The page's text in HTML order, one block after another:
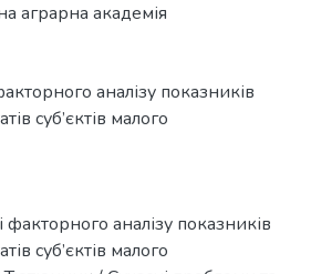
аграрна академія
аналізу показників
суб’єктів малого
аналізу показників
суб’єктів малого